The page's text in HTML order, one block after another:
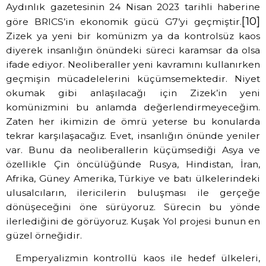
Aydınlık gazetesinin 24 Nisan 2023 tarihli haberine
göre BRICS’in ekonomik gücü G7’yi geçmiştir.[10]
Zizek ya yeni bir komünizm ya da kontrolsüz kaos
diyerek insanlığın önündeki süreci karamsar da olsa
ifade ediyor. Neoliberaller yeni kavramını kullanırken
geçmişin mücadelelerini küçümsemektedir. Niyet
okumak gibi anlaşılacağı için Zizek’in yeni
komünizmini bu anlamda değerlendirmeyeceğim.
Zaten her ikimizin de ömrü yeterse bu konularda
tekrar karşılaşacağız. Evet, insanlığın önünde yeniler
var. Bunu da neoliberallerin küçümsediği Asya ve
özellikle Çin öncülüğünde Rusya, Hindistan, İran,
Afrika, Güney Amerika, Türkiye ve batı ülkelerindeki
ulusalcıların, ilericilerin buluşması ile gerçeğe
dönüşeceğini öne sürüyoruz. Sürecin bu yönde
ilerlediğini de görüyoruz. Kuşak Yol projesi bunun en
güzel örneğidir.
Emperyalizmin kontrollü kaos ile hedef ülkeleri,